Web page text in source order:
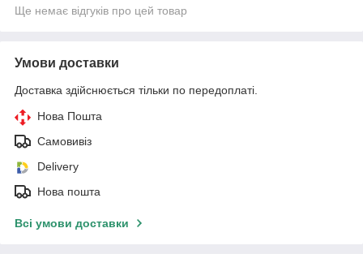
Ще немає відгуків про цей товар
Умови доставки
Доставка здійснюється тільки по передоплаті.
Нова Пошта
Самовивіз
Delivery
Нова пошта
Всі умови доставки